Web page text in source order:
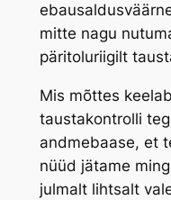
mitte nagu
päritoluriigilt
Mis mõttes
taustakontrolli
andmebaase, et
nüüd jätame
julmalt lihtsalt